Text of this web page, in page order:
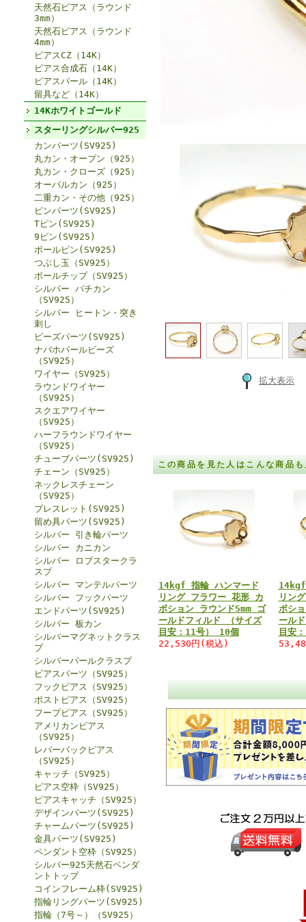
天然石ピアス（ラウンド
3mm）
天然石ピアス（ラウンド
4mm）
ピアスCZ（14K）
ピアス合成石（14K）
ピアスパール（14K）
留具など（14K）
14Kホワイトゴールド
スターリングシルバー925
カンパーツ(SV925)
丸カン・オープン（925）
丸カン・クローズ（925）
オーバルカン（925）
二重カン・その他（925）
ピンパーツ(SV925)
Tピン(SV925)
9ピン(SV925)
ボールピン(SV925)
つぶし玉（SV925）
ボールチップ（SV925）
シルバー バチカン
（SV925）
シルバー ヒートン・突き
刺し
ビーズパーツ(SV925)
ナバホパールビーズ
（SV925）
ワイヤー（SV925）
ラウンドワイヤー
（SV925）
スクエアワイヤー
（SV925）
ハーフラウンドワイヤー
（SV925）
チューブパーツ(SV925)
チェーン（SV925）
ネックレスチェーン
（SV925）
ブレスレット(SV925)
留め具パーツ(SV925)
シルバー 引き輪パーツ
シルバー カニカン
シルバー ロブスタークラ
スプ
シルバー マンテルパーツ
シルバー フックパーツ
エンドパーツ(SV925)
シルバー 板カン
シルバーマグネットクラス
プ
シルバーパールクラスプ
ピアスパーツ（SV925）
フックピアス（SV925）
ポストピアス（SV925）
フープピアス（SV925）
アメリカンピアス
（SV925）
レバーバックピアス
（SV925）
キャッチ（SV925）
ピアス空枠（SV925）
ピアスキャッチ（SV925）
デザインパーツ(SV925)
チャームパーツ(SV925)
金具パーツ(SV925)
ペンダント空枠（SV925）
シルバー925天然石ペンダ
ントトップ
コインフレーム枠(SV925)
指輪リングパーツ(SV925)
指輪（7号～）（SV925）
拡大表示
この商品を見た人はこんな商品
14kgf 指輪 ハンマード
リング フラワー 花形 カ
ボション ラウンド5mm ゴ
ールドフィルド （サイズ
目安：11号） 10個
22,530円(税込)
14kgf
リン
ボシ
ール
目安